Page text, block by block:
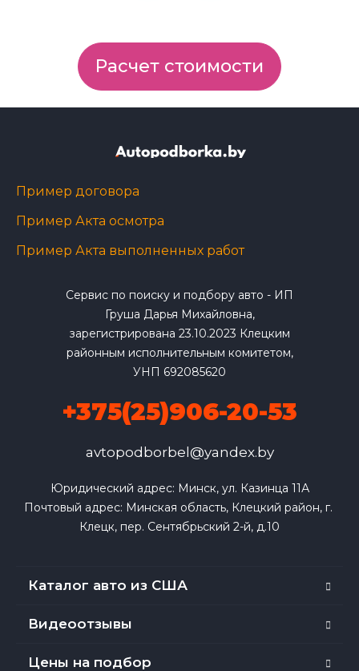
Расчет стоимости
Пример договора
Пример Акта осмотра
Пример Акта выполненных работ
Сервис по поиску и подбору авто - ИП
Груша Дарья Михайловна,
зарегистрирована 23.10.2023 Клецким
районным исполнительным комитетом,
УНП 692085620
+375(25)906-20-53
avtopodborbel@yandex.by
Юридический адрес: Минск, ул. Казинца 11А
Почтовый адрес: Минская область, Клецкий район, г.
Клецк, пер. Сентябрьский 2-й, д.10
Каталог авто из США
Видеоотзывы
Цены на подбор